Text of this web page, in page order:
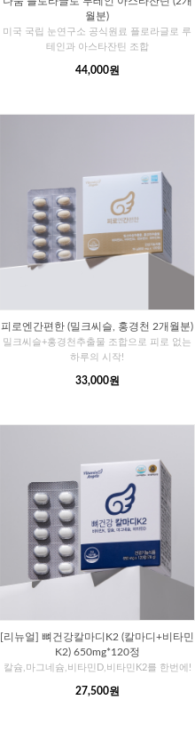
월분)
미국 국립 눈연구소 공식원료 플로라글로 루
테인과 아스타잔틴 조합
44,000원
피로엔간편한 (밀크씨슬, 홍경천 2개월분)
밀크씨슬+홍경천추출물 조합으로 피로 없는
하루의 시작!
33,000원
[리뉴얼] 뼈건강칼마디K2 (칼마디+비타민
K2) 650mg*120정
칼슘,마그네슘,비타민D,비타민K2를 한번에!
27,500원